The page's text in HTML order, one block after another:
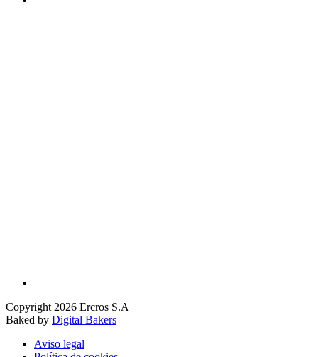
Copyright 2026 Ercros S.A
Baked by Digital Bakers
Aviso legal